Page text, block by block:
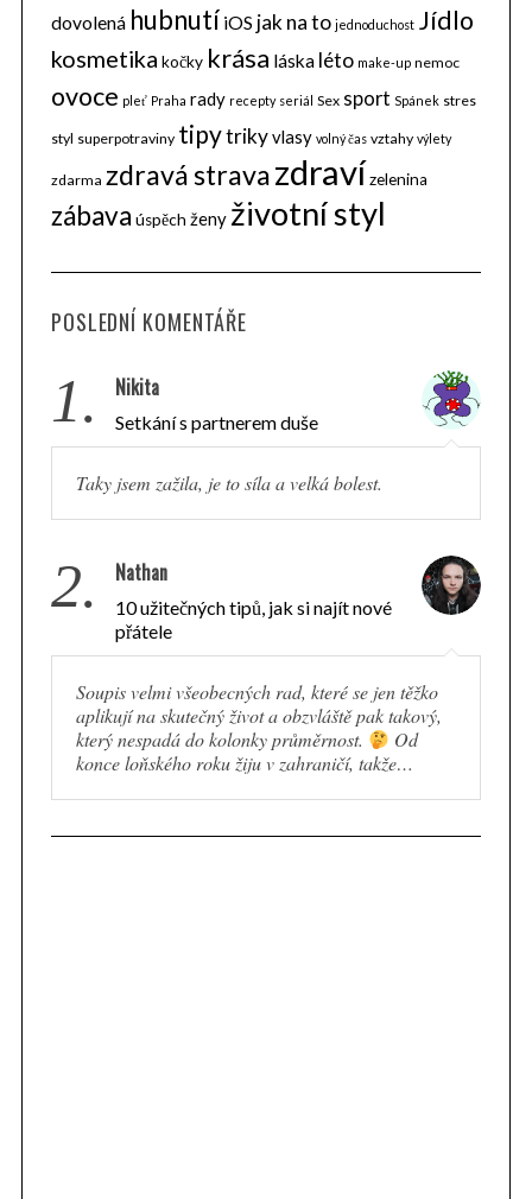
dovolená hubnutí iOS jak na to jednoduchost Jídlo
kosmetika kočky krása láska léto make-up nemoc
ovoce pleť Praha rady recepty seriál Sex sport Spánek stres
styl superpotraviny tipytrikyvlasy volný čas vztahy výlety
zdarma zdravá stravazdravízelenina
zábava úspěch ženy životní styl
POSLEDNÍ KOMENTÁŘE
1. Nikita
Setkání s partnerem duše
Taky jsem zažila, je to síla a velká bolest.
2. Nathan
10 užitečných tipů, jak si najít nové
přátele
Soupis velmi všeobecných rad, které se jen těžko
aplikují na skutečný život a obzvláště pak takový,
který nespadá do kolonky průměrnost.
Od
konce loňského roku žiju v zahraničí, takže…